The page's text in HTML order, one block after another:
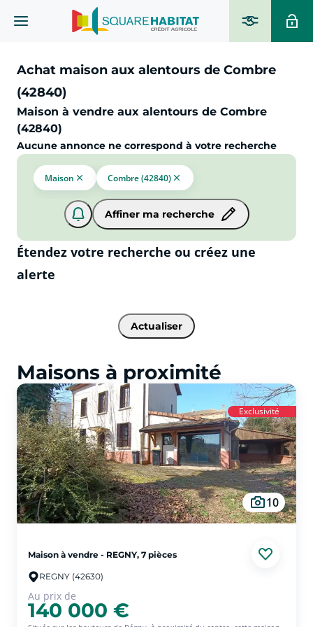
Achat maison aux alentours de Combre
(42840)
Maison à vendre aux alentours de Combre
(42840)
Aucune annonce ne correspond à votre recherche
Maison Combre (42840)
Affiner ma recherche
Étendez votre recherche ou créez une
alerte
Actualiser
Maisons à proximité
Exclusivité
10
Maison à vendre - REGNY, 7 pièces
REGNY (42630)
Au prix de
140 000 €